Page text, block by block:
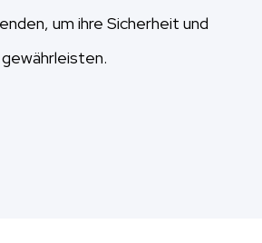
um ihre Sicherheit und